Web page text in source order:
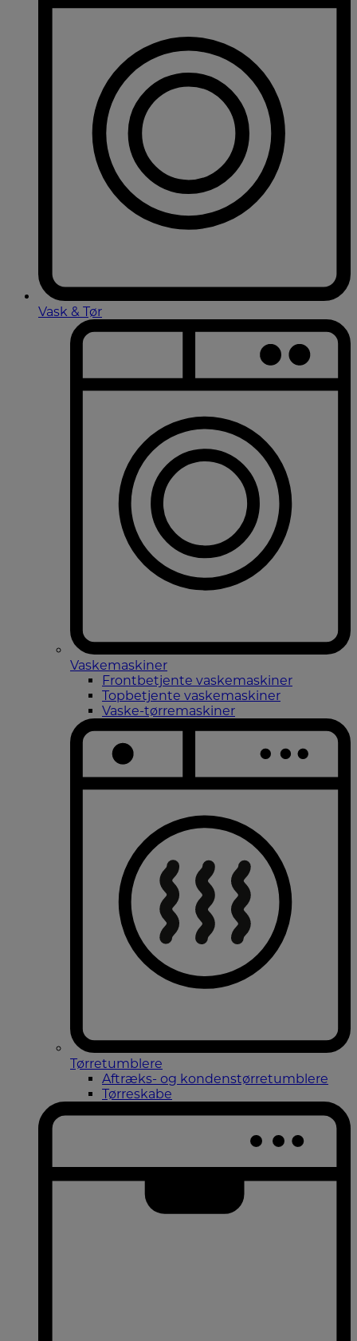
Vask & Tør
Vaskemaskiner
Frontbetjente vaskemaskiner
Topbetjente vaskemaskiner
Vaske-tørremaskiner
Tørretumblere
Aftræks- og kondenstørretumblere
Tørreskabe